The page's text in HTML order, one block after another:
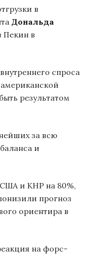
в
Дональда
Пекин в
спроса
результатом
за всю
и
и КНР на 80%,
прогноз
ориентира в
на форс-